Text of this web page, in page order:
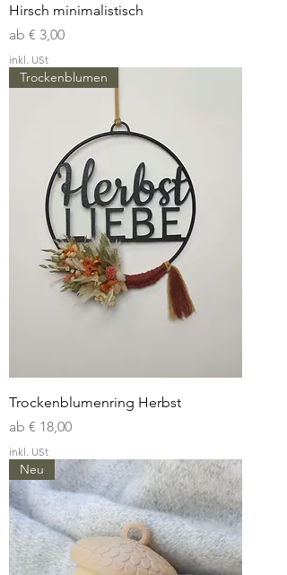
Hirsch minimalistisch
ab € 3,00
Sale-Preis
inkl. USt
Trockenblumen
Trockenblumenring Herbst
ab € 18,00
Sale-Preis
inkl. USt
Neu